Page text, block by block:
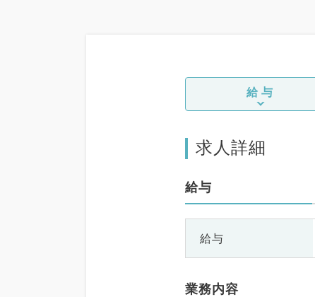
給与
求人詳細
給与
給与
業務内容